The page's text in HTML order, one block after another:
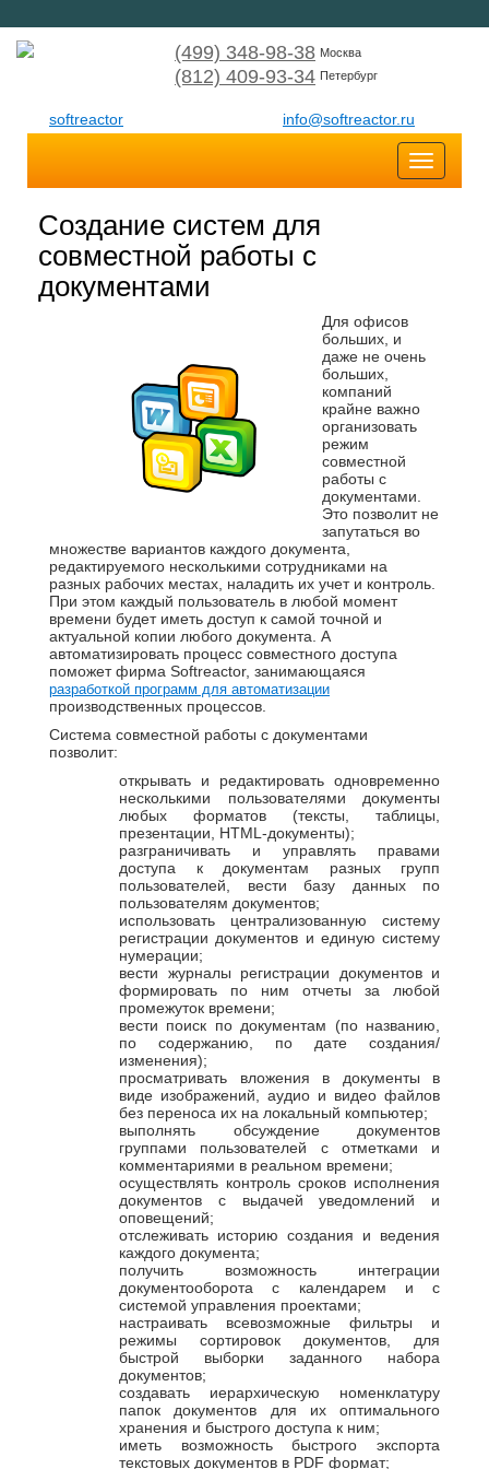
(499) 348-98-38 Москва
(812) 409-93-34 Петербург
softreactor info@softreactor.ru
Toggle
Создание систем для
совместной работы с
документами
Для офисов
больших, и
даже не очень
больших,
компаний
крайне важно
организовать
режим
совместной
работы с
документами.
Это позволит не
запутаться во
множестве вариантов каждого документа,
редактируемого несколькими сотрудниками на
разных рабочих местах, наладить их учет и контроль.
При этом каждый пользователь в любой момент
времени будет иметь доступ к самой точной и
актуальной копии любого документа. А
автоматизировать процесс совместного доступа
поможет фирма Softreactor, занимающаяся
разработкой программ для автоматизации
производственных процессов.
Система совместной работы с документами
позволит:
открывать и редактировать одновременно
несколькими пользователями документы
любых форматов (тексты, таблицы,
презентации, HTML-документы);
разграничивать и управлять правами
доступа к документам разных групп
пользователей, вести базу данных по
пользователям документов;
использовать централизованную систему
регистрации документов и единую систему
нумерации;
вести журналы регистрации документов и
формировать по ним отчеты за любой
промежуток времени;
вести поиск по документам (по названию,
по содержанию, по дате создания/
изменения);
просматривать вложения в документы в
виде изображений, аудио и видео файлов
без переноса их на локальный компьютер;
выполнять обсуждение документов
группами пользователей с отметками и
комментариями в реальном времени;
осуществлять контроль сроков исполнения
документов с выдачей уведомлений и
оповещений;
отслеживать историю создания и ведения
каждого документа;
получить возможность интеграции
документооборота с календарем и с
системой управления проектами;
настраивать всевозможные фильтры и
режимы сортировок документов, для
быстрой выборки заданного набора
документов;
создавать иерархическую номенклатуру
папок документов для их оптимального
хранения и быстрого доступа к ним;
иметь возможность быстрого экспорта
текстовых документов в PDF формат;